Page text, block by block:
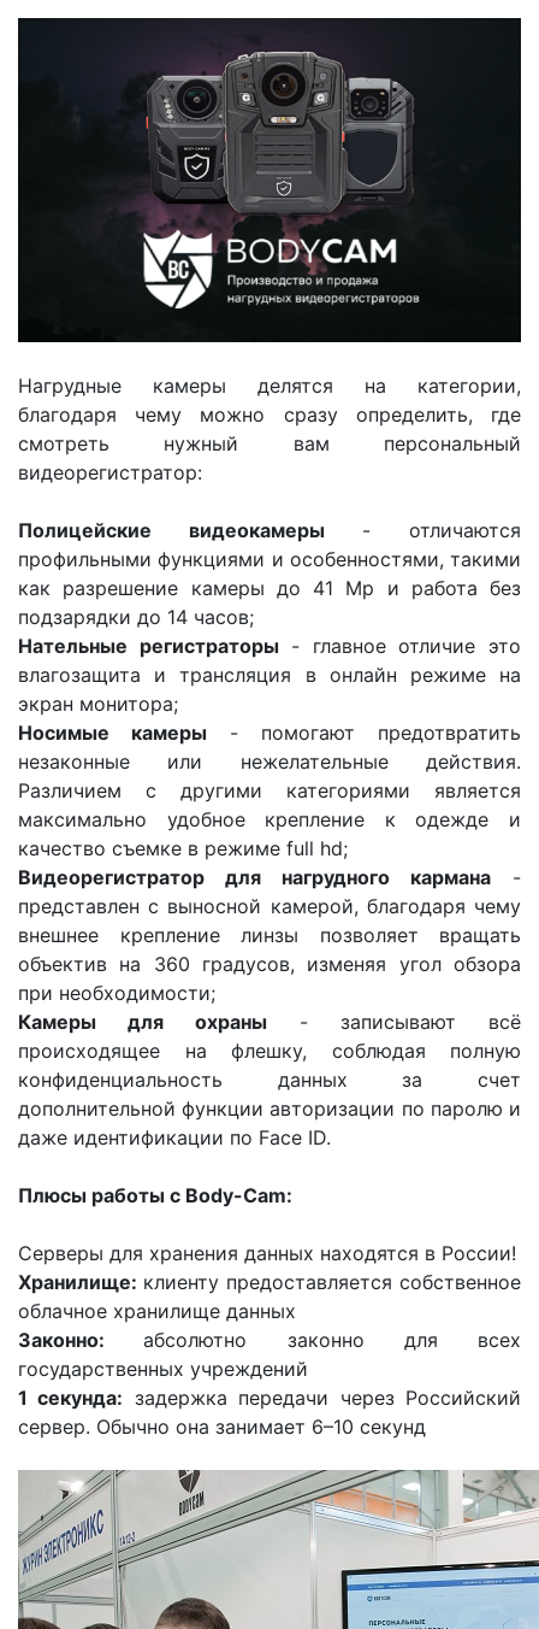
Нагрудные камеры делятся на категории,
благодаря чему можно сразу определить, где
смотреть нужный вам персональный
видеорегистратор:
Полицейские видеокамеры- отличаются
профильными функциями и особенностями, такими
как разрешение камеры до 41 Mp и работа без
подзарядки до 14 часов;
Нательные регистраторы- главное отличие это
влагозащита и трансляция в онлайн режиме на
экран монитора;
Носимые камеры - помогают предотвратить
незаконные или нежелательные действия.
Различием с другими категориями является
максимально удобное крепление к одежде и
качество съемке в режиме full hd;
Видеорегистратор для нагрудного кармана -
представлен с выносной камерой, благодаря чему
внешнее крепление линзы позволяет вращать
объектив на 360 градусов, изменяя угол обзора
при необходимости;
Камеры для охраны - записывают всё
происходящее на флешку, соблюдая полную
конфиденциальность данных за счет
дополнительной функции авторизации по паролю и
даже идентификации по Face ID.
Плюсы работы с Body-Cam:
Серверы для хранения данных находятся в России!
Хранилище: клиенту предоставляется собственное
облачное хранилище данных
Законно:абсолютно законно для всех
государственных учреждений
1 секунда: задержка передачи через Российский
сервер. Обычно она занимает 6–10 секунд